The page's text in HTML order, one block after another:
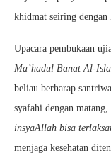
khidmat seiring
Upacara pembukaan
Ma’hadul Banat Al-
beliau berharap
syafahi dengan matang,
insyaAllah bisa
menjaga kesehatan